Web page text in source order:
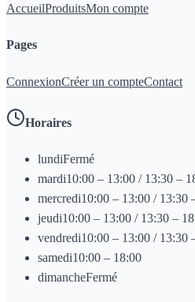
AccueilProduitsMon compte
Pages
ConnexionCréer un compteContact
Horaires
lundiFermé
mardi10:00 – 13:00 / 13:30 –
mercredi10:00 – 13:00 / 13:30
jeudi10:00 – 13:00 / 13:30 –
vendredi10:00 – 13:00 / 13:30
samedi10:00 – 18:00
dimancheFermé